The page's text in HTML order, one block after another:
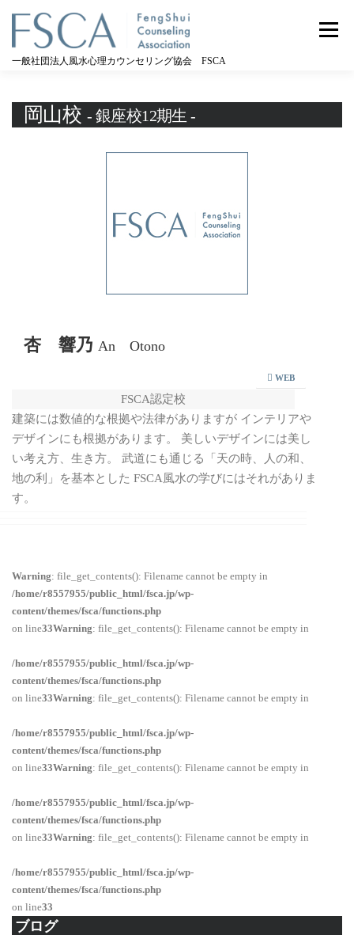
一般社団法人風水心理カウンセリング協会 FSCA
メニュー
岡山校 - 銀座校12期生 -
杏 響乃 An Otono
WEB
FSCA認定校
建築には数値的な根拠や法律がありますが インテリアや
デザインにも根拠があります。 美しいデザインには美し
い考え方、生き方。 武道にも通じる「天の時、人の和、
地の利」を基本とした FSCA風水の学びにはそれがありま
す。
Warning: file_get_contents(): Filename cannot be empty in
/home/r8557955/public_html/fsca.jp/wp-
content/themes/fsca/functions.php
on line33Warning: file_get_contents(): Filename cannot be empty in
/home/r8557955/public_html/fsca.jp/wp-
content/themes/fsca/functions.php
on line33Warning: file_get_contents(): Filename cannot be empty in
/home/r8557955/public_html/fsca.jp/wp-
content/themes/fsca/functions.php
on line33Warning: file_get_contents(): Filename cannot be empty in
/home/r8557955/public_html/fsca.jp/wp-
content/themes/fsca/functions.php
on line33Warning: file_get_contents(): Filename cannot be empty in
/home/r8557955/public_html/fsca.jp/wp-
content/themes/fsca/functions.php
on line33
ブログ